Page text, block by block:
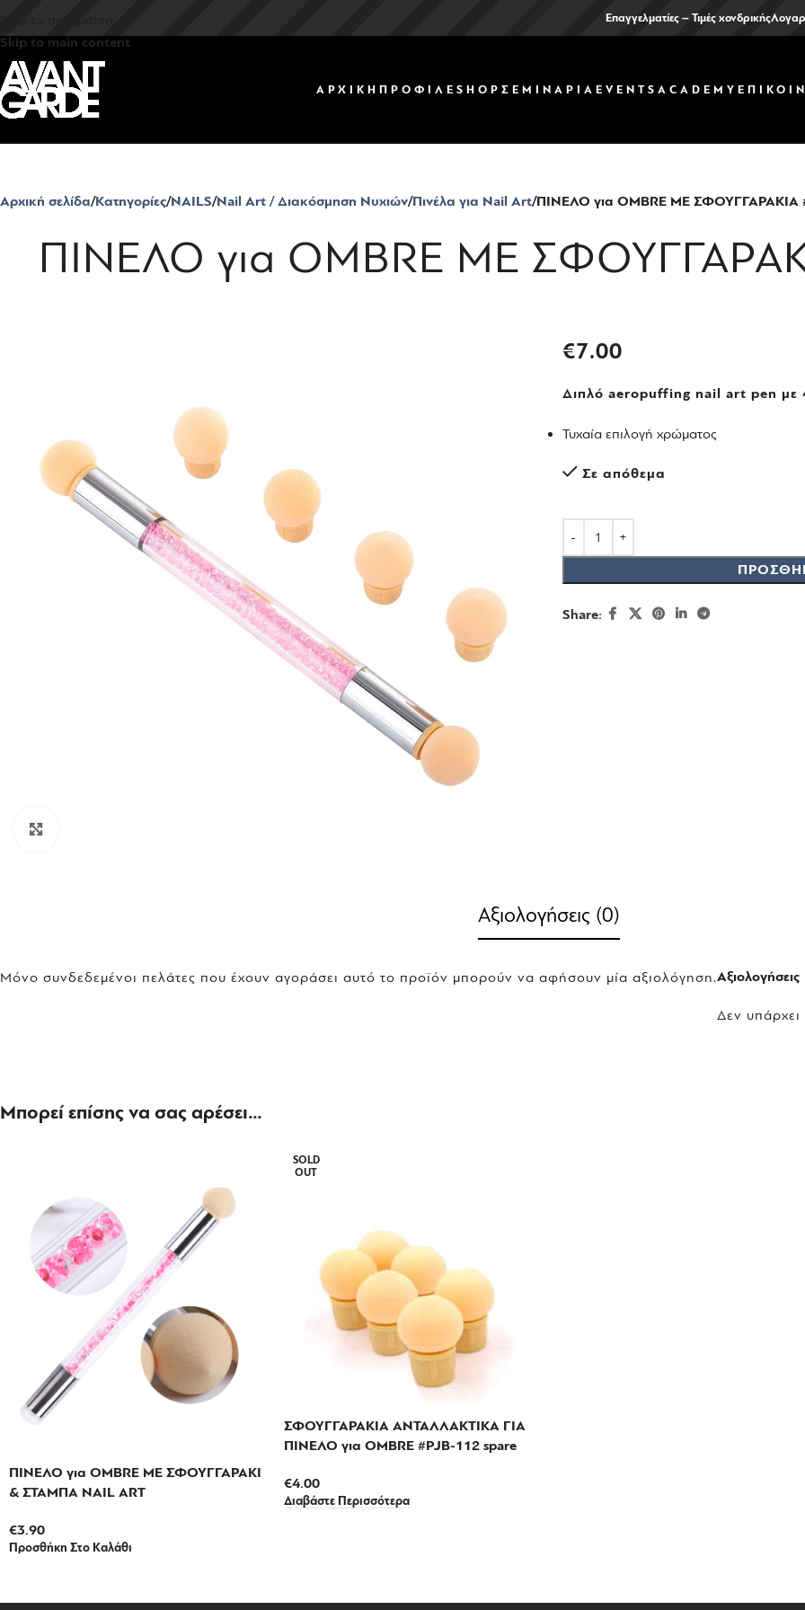
Skip to main content
Επαγγελματίες – Τιμές χονδρικής
ΑΡΧΙΚΗ ΠΡΟΦΙΛ ΕSHOP ΣΕΜΙΝΑΡΙΑ EVENTS ACADEMY
Αρχική σελίδα Κατηγορίες NAILS Nail Art / Διακόσμηση Νυχιών Πινέλα για Nail Art ΠΙΝΕΛΟ για OMBRE ΜΕ ΣΦΟΥΓΓΑΡΑΚΙΑ
ΠΙΝΕΛΟ για OMBRE ΜΕ
€7.00
Διπλό aeropuffing nail art pen με
Τυχαία επιλογή χρώματος
Σε απόθεμα
Share:
Αξιολογήσεις (0)
Αξιολογήσεις
Δεν
Μόνο συνδεδεμένοι πελάτες που έχουν αγοράσει αυτό το προϊόν μπορούν να αφήσουν μία αξιολόγηση.
Μπορεί επίσης να σας αρέσει…
ΠΙΝΕΛΟ για OMBRE ΜΕ ΣΦΟΥΓΓΑΡΑΚΙ
& ΣΤΑΜΠΑ NAIL ART
€3.90
Προσθήκη Στο Καλάθι
SOLD
OUT
ΣΦΟΥΓΓΑΡΑΚΙΑ ΑΝΤΑΛΛΑΚΤΙΚΑ ΓΙΑ
ΠΙΝΕΛΟ για OMBRE #PJB-112 spare
€4.00
Διαβάστε Περισσότερα